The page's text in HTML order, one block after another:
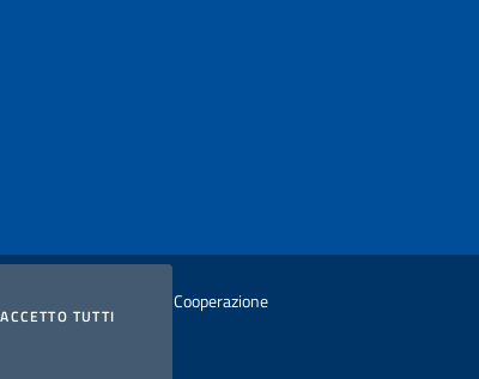
ACCETTO TUTTII COOKIES
Affari Esteri e della Cooperazione